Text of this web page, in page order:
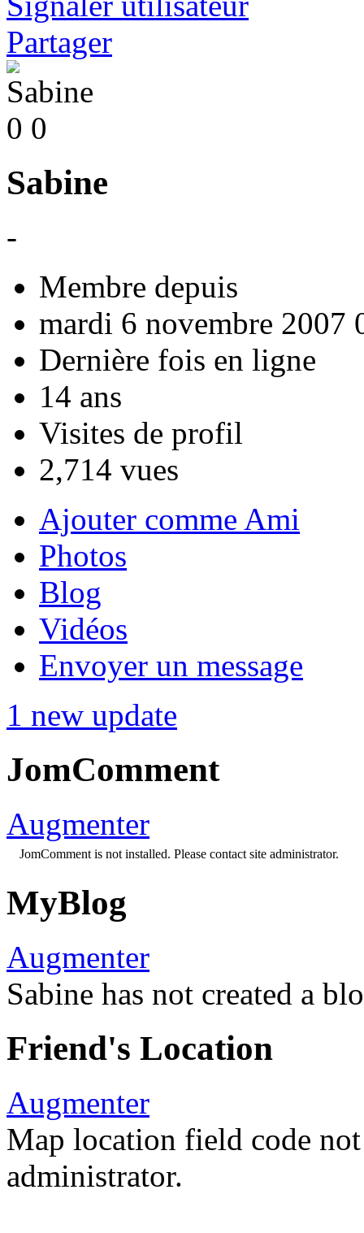
Partager
0 0
Sabine
-
Membre depuis
mardi 6 novembre 2007
Dernière fois en ligne
14 ans
Visites de profil
2,714 vues
Ajouter comme Ami
Photos
Blog
Vidéos
Envoyer un message
1 new update
JomComment
Augmenter
JomComment is not installed. Please contact site administrator.
MyBlog
Augmenter
Sabine has not created a
Friend's Location
Augmenter
Map location field code
administrator.